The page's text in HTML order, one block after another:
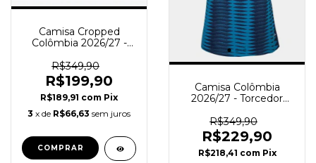
Camisa Cropped
Colômbia 2026/27 -
Amarela
R$349,90
R$199,90
R$189,91 com Pix
3 x de R$66,63 sem juros
COMPRAR
Camisa Colômbia
2026/27 - Torcedor
R$349,90
R$229,90
R$218,41 com Pix